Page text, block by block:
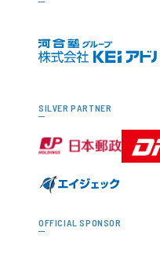
SILVER PARTNER
OFFICIAL SPONSOR